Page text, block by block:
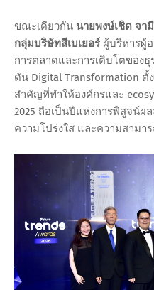
ขณะเดียวกัน นายพงษ์เชิด จา
กลุ่มบริษัทสีเบเยอร์ ผู้บริหารผู้
การตลาดและการเติบโตของธุ
ดัน Digital Transformation ตั้
สำคัญที่ทำให้องค์กรและ
2025 ถือเป็นปีแห่งการพิสูจน์ผ
ความโปร่งใส และความสามา